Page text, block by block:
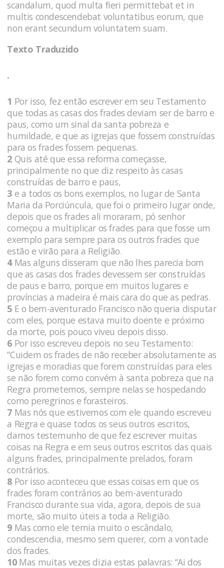
scandalum, quod multa fieri permittebat et in
multis condescendebat voluntatibus eorum, que
non erant secundum voluntatem suam.
Texto Traduzido
.
1 Por isso, fez então escrever em seu Testamento
que todas as casas dos frades deviam ser de barro e
paus, como um sinal da santa pobreza e
humildade, e que as igrejas que fossem construídas
para os frades fossem pequenas.
2 Quis até que essa reforma começasse,
principalmente no que diz respeito às casas
construídas de barro e paus,
3 e a todos os bons exemplos, no lugar de Santa
Maria da Porciúncula, que foi o primeiro lugar onde,
depois que os frades ali moraram, pó senhor
começou a multiplicar os frades para que fosse um
exemplo para sempre para os outros frades que
estão e virão para a Religião.
4Mas alguns disseram que não lhes parecia bom
que as casas dos frades devessem ser construídas
de paus e barro, porque em muitos lugares e
províncias a madeira é mais cara do que as pedras.
5 E o bem-aventurado Francisco não queria disputar
com eles, porque estava muito doente e próximo
da morte, pois pouco viveu depois disso.
6 Por isso escreveu depois no seu Testamento:
“Cuidem os frades de não receber absolutamente as
igrejas e moradias que forem construídas para eles
se não forem como convém à santa pobreza que na
Regra prometemos, sempre nelas se hospedando
como peregrinos e forasteiros.
7 Mas nós que estivemos com ele quando escreveu
a Regra e quase todos os seus outros escritos,
damos testemunho de que fez escrever muitas
coisas na Regra e em seus outros escritos das quais
alguns frades, principalmente prelados, foram
contrários.
8 Por isso aconteceu que essas coisas em que os
frades foram contrários ao bem-aventurado
Francisco durante sua vida, agora, depois de sua
morte, são muito úteis a toda a Religião.
9 Mas como ele temia muito o escândalo,
condescendia, mesmo sem querer, com a vontade
dos frades.
10Mas muitas vezes dizia estas palavras: “Ai dos